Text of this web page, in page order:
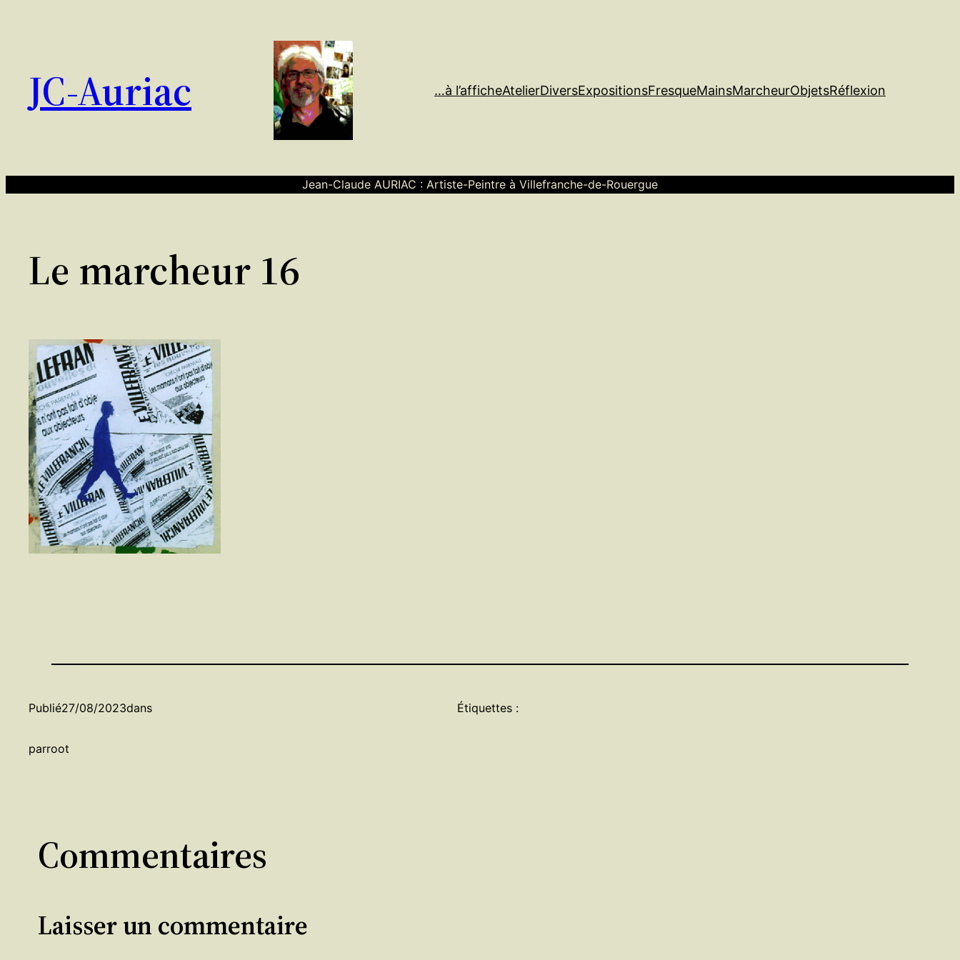
JC-Auriac …à l’afficheAtelierDiversExpositionsFresqueMainsMarcheurObjetsRéflexion
Jean-Claude AURIAC : Artiste-Peintre à Villefranche-de-Rouergue
Le marcheur 16
Publié27/08/2023dans
parroot
Étiquettes :
Commentaires
Laisser un commentaire